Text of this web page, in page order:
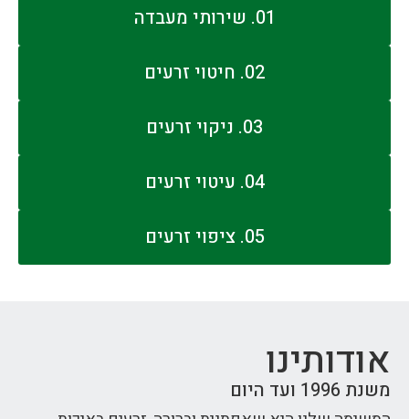
01. שירותי מעבדה
02. חיטוי זרעים
03. ניקוי זרעים
04. עיטוי זרעים
05. ציפוי זרעים
אודותינו
משנת 1996 ועד היום